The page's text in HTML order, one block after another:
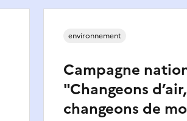
Campagne
"Changeons d’air,
changeons de
environnement